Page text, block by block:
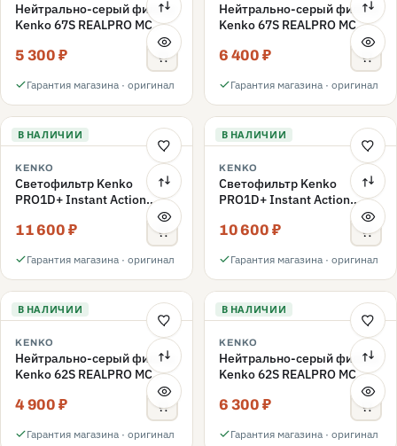
Нейтрально-серый фильтр
Kenko 67S REALPRO MC
5 300 ₽
Гарантия магазина · оригинал
Нейтрально-серый фильтр
Kenko 67S REALPRO MC
6 400 ₽
Гарантия магазина · оригинал
В НАЛИЧИИ
KENKO
Светофильтр Kenko
PRO1D+ Instant Action
Variable NDX3-450+C-PLS
переменной плотности
11 600 ₽
Гарантия магазина · оригинал
В НАЛИЧИИ
KENKO
Светофильтр Kenko
PRO1D+ Instant Action
Variable NDX3-450+C-PL
переменной плотности
10 600 ₽
Гарантия магазина · оригинал
В НАЛИЧИИ
KENKO
Нейтрально-серый фильтр
Kenko 62S REALPRO MC
4 900 ₽
Гарантия магазина · оригинал
В НАЛИЧИИ
KENKO
Нейтрально-серый фильтр
Kenko 62S REALPRO MC
6 300 ₽
Гарантия магазина · оригинал